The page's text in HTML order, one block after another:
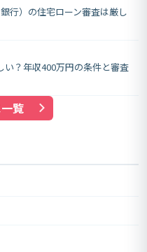
行）の住宅ローン審査は厳し
い？年収400万円の条件と審査
覧